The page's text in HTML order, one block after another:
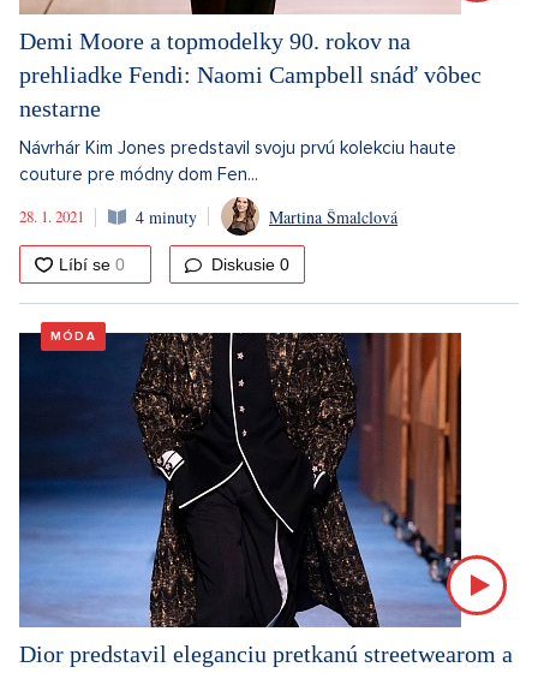
Demi Moore a topmodelky 90. rokov na
prehliadke Fendi: Naomi Campbell snáď vôbec
nestarne
Návrhár Kim Jones predstavil svoju prvú kolekciu haute
couture pre módny dom Fen...
28. 1. 2021
4 minuty Martina Šmalclová
Diskusie 0
MÓDA
Dior predstavil eleganciu pretkanú streetwearom a